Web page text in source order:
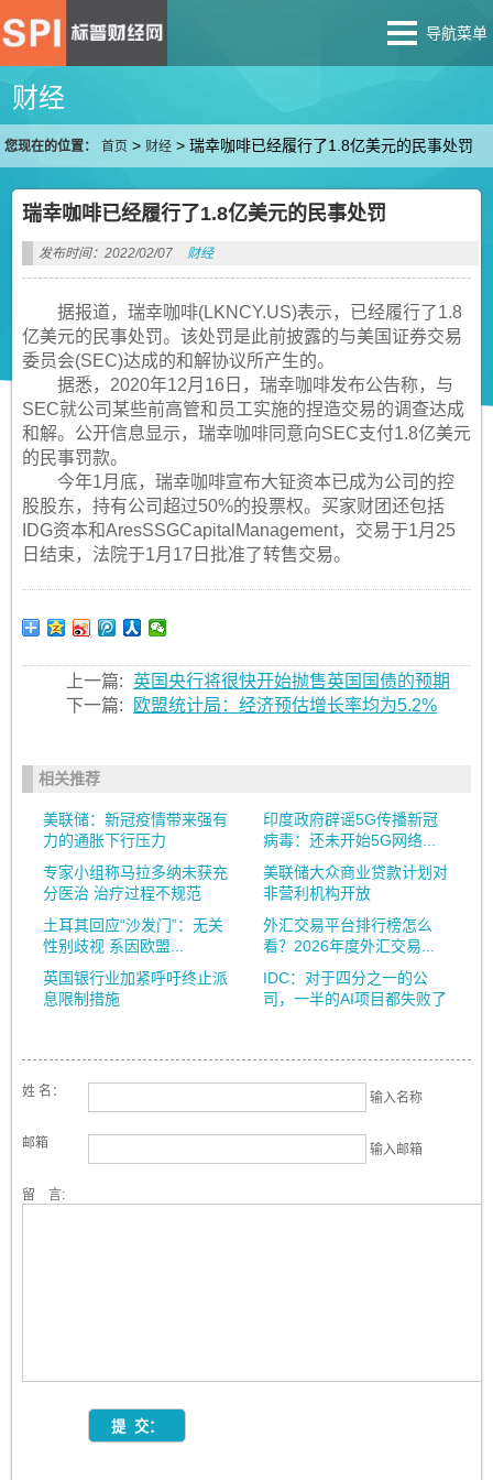
导航菜单
财经
您现在的位置： 首页 > 财经 >瑞幸咖啡已经履行了1.8亿美元的民事处罚
瑞幸咖啡已经履行了1.8亿美元的民事处罚
发布时间：2022/02/07 财经
据报道，瑞幸咖啡(LKNCY.US)表示，已经履行了1.8
亿美元的民事处罚。该处罚是此前披露的与美国证券交易
委员会(SEC)达成的和解协议所产生的。
据悉，2020年12月16日，瑞幸咖啡发布公告称，与
SEC就公司某些前高管和员工实施的捏造交易的调查达成
和解。公开信息显示，瑞幸咖啡同意向SEC支付1.8亿美元
的民事罚款。
今年1月底，瑞幸咖啡宣布大钲资本已成为公司的控
股股东，持有公司超过50%的投票权。买家财团还包括
IDG资本和AresSSGCapitalManagement，交易于1月25
日结束，法院于1月17日批准了转售交易。
上一篇:
英国央行将很快开始抛售英国国债的预期
下一篇:
欧盟统计局：经济预估增长率均为5.2%
相关推荐
美联储：新冠疫情带来强有
力的通胀下行压力
印度政府辟谣5G传播新冠
病毒：还未开始5G网络...
专家小组称马拉多纳未获充
分医治 治疗过程不规范
美联储大众商业贷款计划对
非营利机构开放
土耳其回应“沙发门”：无关
性别歧视 系因欧盟...
外汇交易平台排行榜怎么
看？2026年度外汇交易...
英国银行业加紧呼吁终止派
息限制措施
IDC：对于四分之一的公
司，一半的AI项目都失败了
姓 名： 输入名称
邮箱 输入邮箱
留 言: